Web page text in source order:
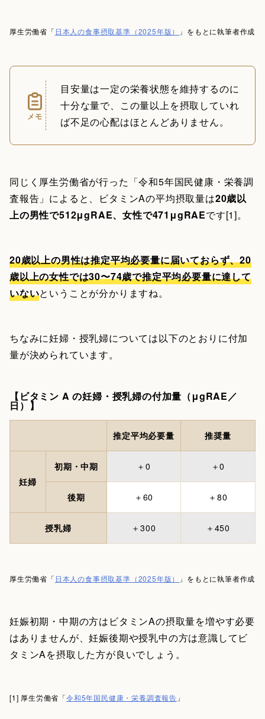
厚生労働省「 日本人の食事摂取基準（2025年版） 」をもとに執筆者作成
メモ
目安量は一定の栄養状態を維持するのに
十分な量で、この量以上を摂取していれ
ば不足の心配はほとんどありません。
同じく厚生労働省が行った「令和5年国民健康・栄養調
査報告」によると、ビタミンAの平均摂取量は20歳以
上の男性で512μgRAE、女性で471μgRAEです[1]。
20歳以上の男性は推定平均必要量に届いておらず、20
歳以上の女性では30〜74歳で推定平均必要量に達して
いないということが分かりますね。
ちなみに妊婦・授乳婦については以下のとおりに付加
量が決められています。
【ビタミン A の妊婦・授乳婦の付加量（μgRAE／
日）】
推定平均必要量 推奨量
妊婦
初期・中期 ＋0 ＋0
後期 ＋60 ＋80
授乳婦 ＋300 ＋450
厚生労働省「 日本人の食事摂取基準（2025年版） 」をもとに執筆者作成
妊娠初期・中期の方はビタミンAの摂取量を増やす必要
はありませんが、妊娠後期や授乳中の方は意識してビ
タミンAを摂取した方が良いでしょう。
[1] 厚生労働省「令和5年国民健康・栄養調査報告 」